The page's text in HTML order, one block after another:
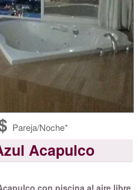
Pareja/Noche*
Acapulco